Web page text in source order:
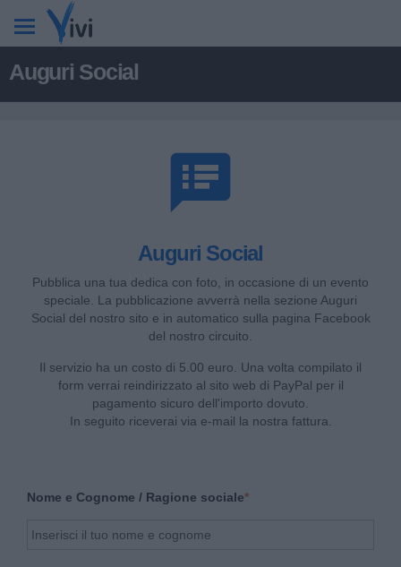
Auguri Social
speaker_notes
Auguri Social
Pubblica una tua dedica con foto, in occasione di un evento
speciale. La pubblicazione avverrà nella sezione Auguri
Social del nostro sito e in automatico sulla pagina Facebook
del nostro circuito.
Il servizio ha un costo di 5.00 euro. Una volta compilato il
form verrai reindirizzato al sito web di PayPal per il
pagamento sicuro dell'importo dovuto.
In seguito riceverai via e-mail la nostra fattura.
Nome e Cognome / Ragione sociale